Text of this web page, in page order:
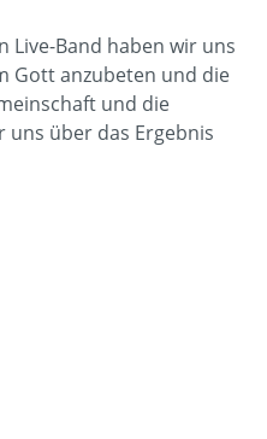
Live-Band haben wir uns
Gott anzubeten und die
und die
über das Ergebnis